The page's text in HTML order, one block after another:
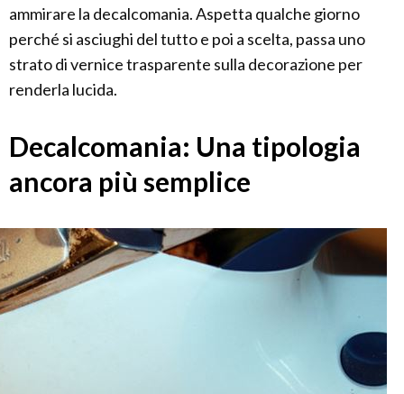
ammirare la decalcomania. Aspetta qualche giorno
perché si asciughi del tutto e poi a scelta, passa uno
strato di vernice trasparente sulla decorazione per
renderla lucida.
Decalcomania: Una tipologia
ancora più semplice